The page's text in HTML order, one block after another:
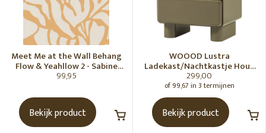
Meet Me at the Wall Behang
Flow & Yeahllow 2 - Sabine
van Vessem
99,95
Bekijk product
WOOOD Lustra
Ladekast/Nachtkastje Hout
Hoogglans Groen [Fsc]
299,00
of 99,67 in 3 termijnen
Bekijk product